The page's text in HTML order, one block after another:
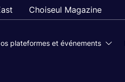
Choiseul Magazine
plateformes et événements